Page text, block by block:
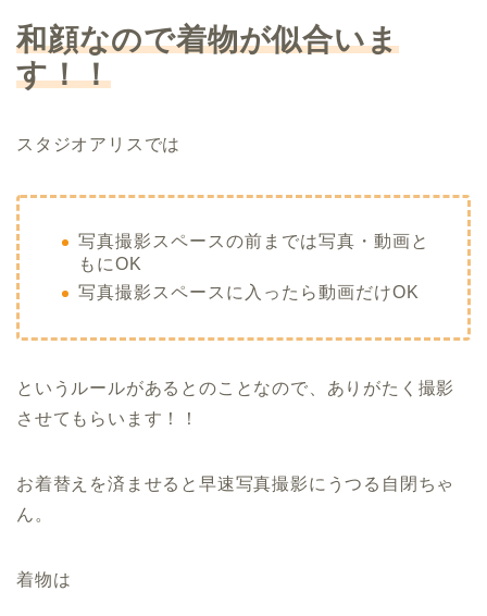
和顔なので着物が似合いま
す！！
スタジオアリスでは
写真撮影スペースの前までは写真・動画と
もにOK
写真撮影スペースに入ったら動画だけOK
というルールがあるとのことなので、ありがたく撮影
させてもらいます！！
お着替えを済ませると早速写真撮影にうつる自閉ちゃ
ん。
着物は